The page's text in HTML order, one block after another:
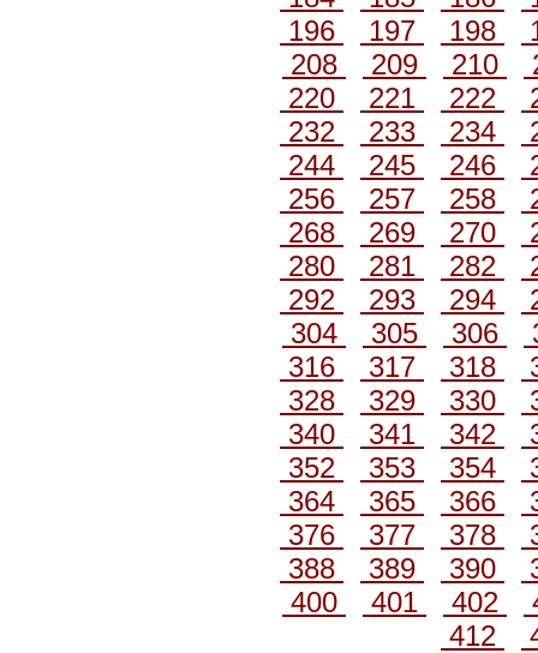
196
197 198
208
209 210
220
221 222
232
233 234
244
245 246
256
257 258
268
269 270
280
281 282
292
293 294
304
305 306
316
317 318
328
329 330
340
341 342
352
353 354
364
365 366
376
377 378
388
389 390
400
401 402
412